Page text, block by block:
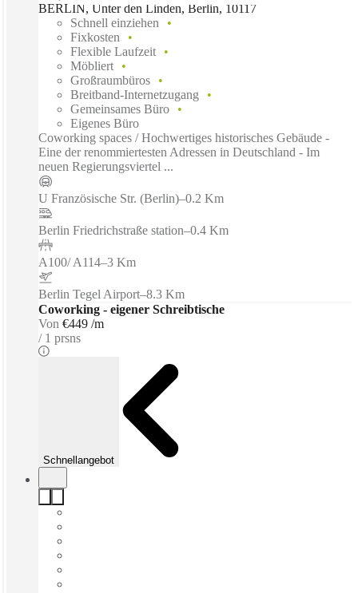
BERLIN, Unter den Linden, Berlin, 10117
Schnell einziehen
Fixkosten
Flexible Laufzeit
Möbliert
Großraumbüros
Breitband-Internetzugang
Gemeinsames Büro
Eigenes Büro
Coworking spaces / Hochwertiges historisches Gebäude -
Eine der renommiertesten Adressen in Deutschland - Im
neuen Regierungsviertel ...
U Französische Str. (Berlin)–0.2 Km
Berlin Friedrichstraße station–0.4 Km
A100/ A114–3 Km
Berlin Tegel Airport–8.3 Km
Coworking - eigener Schreibtische
Von €449 /m
1 prsns
Schnellangebot